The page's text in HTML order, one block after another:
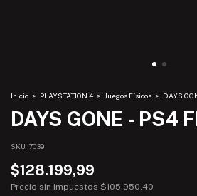
Inicio > PLAYSTATION 4 > Juegos Físicos > DAYS
DAYS GONE - PS4
SKU: 7039
$128.199,99
Precio sin impuestos $105.950,40